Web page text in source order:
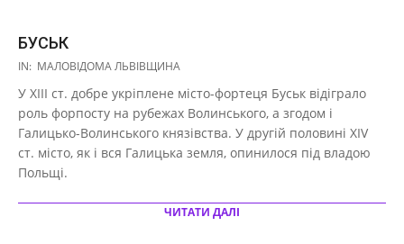
БУСЬК
2020-
08
IN: МАЛОВІДОМА ЛЬВІВЩИНА
У ХІІІ ст. добре укріплене місто-фортеця Буськ відіграло
роль форпосту на рубежах Волинського, а згодом і
Галицько-Волинського князівства. У другій половині ХІV
ст. місто, як і вся Галицька земля, опинилося під владою
Польщі.
ЧИТАТИ ДАЛІ